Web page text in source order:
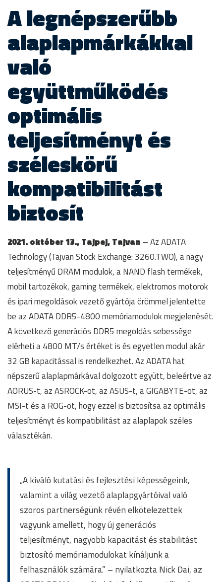
A legnépszerűbb
alaplapmárkákkal
való
együttműködés
optimális
teljesítményt és
széleskörű
kompatibilitást
biztosít
2021. október 13., Tajpej, Tajvan – Az ADATA
Technology (Tajvan Stock Exchange: 3260.TWO), a nagy
teljesítményű DRAM modulok, a NAND flash termékek,
mobil tartozékok, gaming termékek, elektromos motorok
és ipari megoldások vezető gyártója örömmel jelentette
be az ADATA DDR5-4800 memóriamodulok megjelenését.
A következő generációs DDR5 megoldás sebessége
elérheti a 4800 MT/s értéket is és egyetlen modul akár
32 GB kapacitással is rendelkezhet. Az ADATA hat
népszerű alaplapmárkával dolgozott együtt, beleértve az
AORUS-t, az ASROCK-ot, az ASUS-t, a GIGABYTE-ot, az
MSI-t és a ROG-ot, hogy ezzel is biztosítsa az optimális
teljesítményt és kompatibilitást az alaplapok széles
választékán.
„A kiváló kutatási és fejlesztési képességeink,
valamint a világ vezető alaplapgyártóival való
szoros partnerségünk révén elkötelezettek
vagyunk amellett, hogy új generációs
teljesítményt, nagyobb kapacitást és stabilitást
biztosító memóriamodulokat kínáljunk a
felhasználók számára.” – nyilatkozta Nick Dai, az